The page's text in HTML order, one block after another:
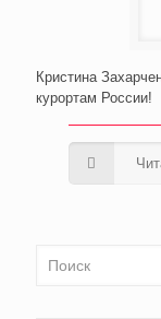
Кристина
курортам России!